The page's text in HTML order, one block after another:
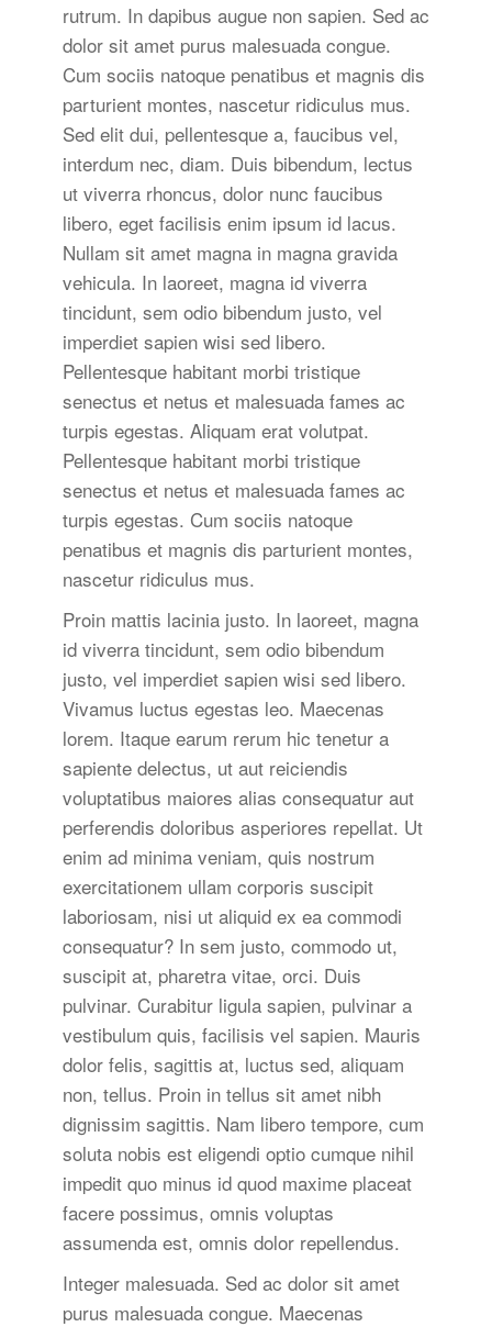
rutrum. In dapibus augue non sapien. Sed ac
dolor sit amet purus malesuada congue.
Cum sociis natoque penatibus et magnis dis
parturient montes, nascetur ridiculus mus.
Sed elit dui, pellentesque a, faucibus vel,
interdum nec, diam. Duis bibendum, lectus
ut viverra rhoncus, dolor nunc faucibus
libero, eget facilisis enim ipsum id lacus.
Nullam sit amet magna in magna gravida
vehicula. In laoreet, magna id viverra
tincidunt, sem odio bibendum justo, vel
imperdiet sapien wisi sed libero.
Pellentesque habitant morbi tristique
senectus et netus et malesuada fames ac
turpis egestas. Aliquam erat volutpat.
Pellentesque habitant morbi tristique
senectus et netus et malesuada fames ac
turpis egestas. Cum sociis natoque
penatibus et magnis dis parturient montes,
nascetur ridiculus mus.
Proin mattis lacinia justo. In laoreet, magna
id viverra tincidunt, sem odio bibendum
justo, vel imperdiet sapien wisi sed libero.
Vivamus luctus egestas leo. Maecenas
lorem. Itaque earum rerum hic tenetur a
sapiente delectus, ut aut reiciendis
voluptatibus maiores alias consequatur aut
perferendis doloribus asperiores repellat. Ut
enim ad minima veniam, quis nostrum
exercitationem ullam corporis suscipit
laboriosam, nisi ut aliquid ex ea commodi
consequatur? In sem justo, commodo ut,
suscipit at, pharetra vitae, orci. Duis
pulvinar. Curabitur ligula sapien, pulvinar a
vestibulum quis, facilisis vel sapien. Mauris
dolor felis, sagittis at, luctus sed, aliquam
non, tellus. Proin in tellus sit amet nibh
dignissim sagittis. Nam libero tempore, cum
soluta nobis est eligendi optio cumque nihil
impedit quo minus id quod maxime placeat
facere possimus, omnis voluptas
assumenda est, omnis dolor repellendus.
Integer malesuada. Sed ac dolor sit amet
purus malesuada congue. Maecenas